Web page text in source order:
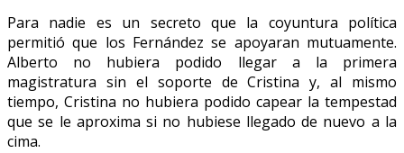
Para nadie es un secreto que la coyuntura política
permitió que los Fernández se apoyaran mutuamente.
Alberto no hubiera podido llegar a la primera
magistratura sin el soporte de Cristina y, al mismo
tiempo, Cristina no hubiera podido capear la tempestad
que se le aproxima si no hubiese llegado de nuevo a la
cima.